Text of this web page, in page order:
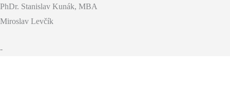
PhDr. Stanislav Kunák, MBA
Miroslav Levčík
-